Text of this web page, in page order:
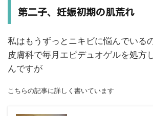
第二子、妊娠初期の肌荒れ
私はもうずっとニキビに悩んでいる
皮膚科で毎月エピデュオゲルを処方
んですが
こちらの記事に詳しく書いています